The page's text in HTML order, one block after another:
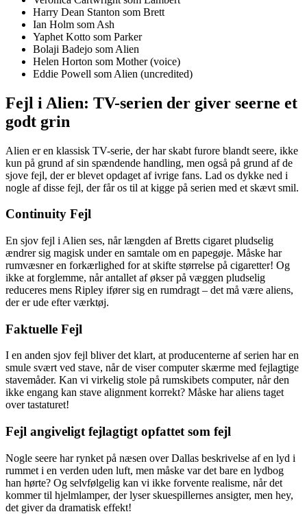
Harry Dean Stanton som Brett
Ian Holm som Ash
Yaphet Kotto som Parker
Bolaji Badejo som Alien
Helen Horton som Mother (voice)
Eddie Powell som Alien (uncredited)
Fejl i Alien: TV-serien der giver seerne et
godt grin
Alien er en klassisk TV-serie, der har skabt furore blandt seere, ikke
kun på grund af sin spændende handling, men også på grund af de
sjove fejl, der er blevet opdaget af ivrige fans. Lad os dykke ned i
nogle af disse fejl, der får os til at kigge på serien med et skævt smil.
Continuity Fejl
En sjov fejl i Alien ses, når længden af Bretts cigaret pludselig
ændrer sig magisk under en samtale om en papegøje. Måske har
rumvæsner en forkærlighed for at skifte størrelse på cigaretter! Og
ikke at forglemme, når antallet af økser på væggen pludselig
reduceres mens Ripley ifører sig en rumdragt – det må være aliens,
der er ude efter værktøj.
Faktuelle Fejl
I en anden sjov fejl bliver det klart, at producenterne af serien har en
smule svært ved stave, når de viser computer skærme med fejlagtige
stavemåder. Kan vi virkelig stole på rumskibets computer, når den
ikke engang kan stave alignment korrekt? Måske har aliens taget
over tastaturet!
Fejl angiveligt fejlagtigt opfattet som fejl
Nogle seere har rynket på næsen over Dallas beskrivelse af en lyd i
rummet i en verden uden luft, men måske var det bare en lydbog
han hørte? Og selvfølgelig kan vi ikke forvente realisme, når det
kommer til hjelmlamper, der lyser skuespillernes ansigter, men hey,
det giver da dramatisk effekt!